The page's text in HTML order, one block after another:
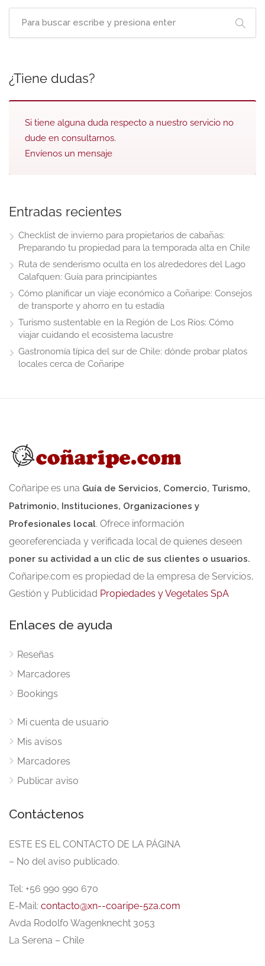
¿Tiene dudas?
Si tiene alguna duda respecto a nuestro servicio no
dude en consultarnos.
Envíenos un mensaje
Entradas recientes
Checklist de invierno para propietarios de cabañas:
Preparando tu propiedad para la temporada alta en Chile
Ruta de senderismo oculta en los alrededores del Lago
Calafquen: Guía para principiantes
Cómo planificar un viaje económico a Coñaripe: Consejos
de transporte y ahorro en tu estadía
Turismo sustentable en la Región de Los Ríos: Cómo
viajar cuidando el ecosistema lacustre
Gastronomía típica del sur de Chile: dónde probar platos
locales cerca de Coñaripe
Coñaripe es una Guía de Servicios, Comercio, Turismo,
Patrimonio, Instituciones, Organizaciones y
Profesionales local. Ofrece información
georeferenciada y verificada local de quienes deseen
poner su actividad a un clic de sus clientes o usuarios.
Coñaripe.com es propiedad de la empresa de Servicios,
Gestión y Publicidad Propiedades y Vegetales SpA
Enlaces de ayuda
Reseñas
Marcadores
Bookings
Mi cuenta de usuario
Mis avisos
Marcadores
Publicar aviso
Contáctenos
ESTE ES EL CONTACTO DE LA PÁGINA
– No del aviso publicado.
Tel: +56 990 990 670
E-Mail: contacto@xn--coaripe-5za.com
Avda Rodolfo Wagenknecht 3053
La Serena – Chile